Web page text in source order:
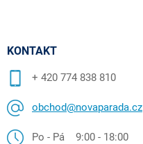
KONTAKT
+ 420 774 838 810
obchod@novaparada.cz
Po - Pá 9:00 - 18:00